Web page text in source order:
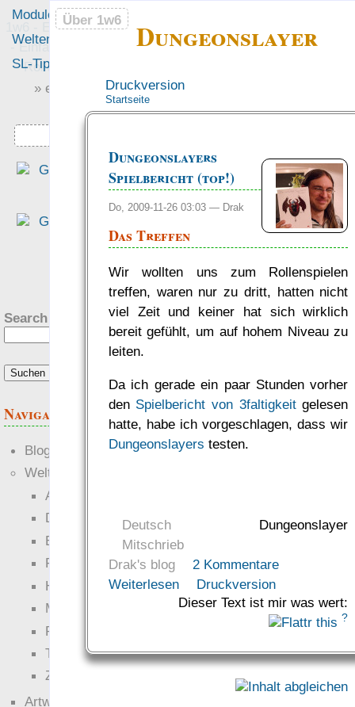
1w6 - Ein Würfel System
- Einfach saubere, freie
Rollenspiel-Regeln
Dungeonslayer
Druckversion
Startseite
Dungeonslayers
Spielbericht (top!)
Do, 2009-11-26 03:03 — Drak
Das Treffen
Wir wollten uns zum Rollenspielen
treffen, waren nur zu dritt, hatten nicht
viel Zeit und keiner hat sich wirklich
bereit gefühlt, um auf hohem Niveau zu
leiten.
Da ich gerade ein paar Stunden vorher
den Spielbericht von 3faltigkeitgelesen
hatte, habe ich vorgeschlagen, dass wir
Dungeonslayers testen.
Deutsch
Dungeonslayer
Mitschrieb
Drak's blog
2 Kommentare
Weiterlesen
Druckversion
Dieser Text ist mir was wert:
?
Über 1w6
Module
Welten
Foren
SL-Tipps
» einfach saubere «
» Regeln «
Über 1w6
?
Search this site:
Navigation
Blogs
Welten
Ante Portas
Die neuen Lande
EWS-X
Freihändler
Hinter der Welt
Magie
RaumZeit
Technophob
Zettel-RPG
Artwork
„Wir haben viel gewürfelt,
±W6-Mechanik haben
Spieler schnell
[…und haben sich
dass die Werte zur
stellung passen.“
— PiHalbe: Katzulhu
was Leute sagen…